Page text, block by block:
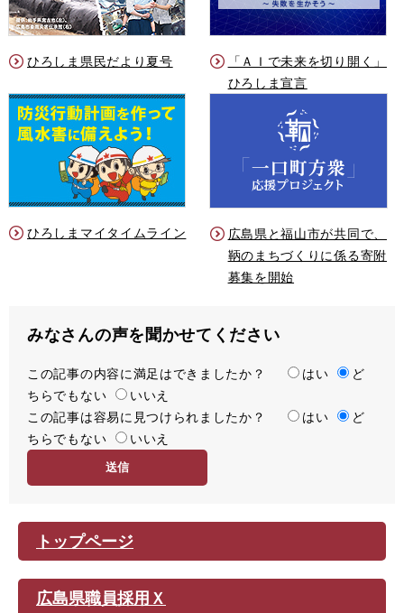
ひろしま県民だより夏号
「ＡＩで未来を切り開く」
ひろしま宣言
ひろしまマイタイムライン
広島県と福山市が共同で、
鞆のまちづくりに係る寄附
募集を開始
みなさんの声を聞かせてください
満
足
度
この記事の内容に満足はできましたか？ はい
ど
ちらでもない
いいえ
容
易
この記事は容易に見つけられましたか？ はい
ど
ちらでもない
いいえ
トップページ
広島県職員採用Ｘ